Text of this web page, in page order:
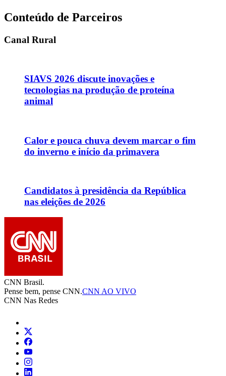
Conteúdo de Parceiros
Canal Rural
SIAVS 2026 discute inovações e
tecnologias na produção de proteína
animal
Calor e pouca chuva devem marcar o fim
do inverno e início da primavera
Candidatos à presidência da República
nas eleições de 2026
CNN Brasil.
Pense bem, pense CNN.CNN AO VIVO
CNN Nas Redes